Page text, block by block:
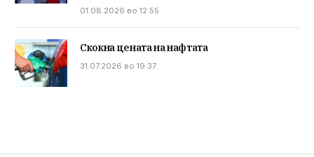
01.08.2026 во 12:55
Скокна цената на нафтата
31.07.2026 во 19:37